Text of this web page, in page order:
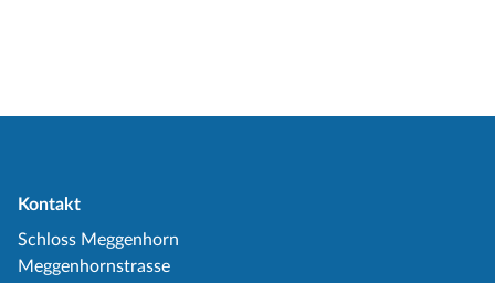
Kontakt
Schloss Meggenhorn
Meggenhornstrasse